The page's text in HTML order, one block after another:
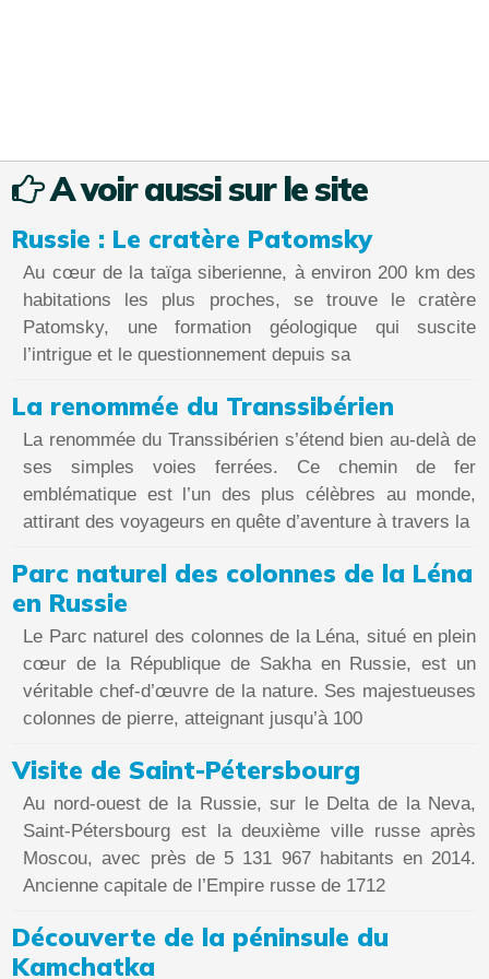
A voir aussi sur le site
Russie : Le cratère Patomsky
Au cœur de la taïga siberienne, à environ 200 km des
habitations les plus proches, se trouve le cratère
Patomsky, une formation géologique qui suscite
l’intrigue et le questionnement depuis sa
La renommée du Transsibérien
La renommée du Transsibérien s’étend bien au-delà de
ses simples voies ferrées. Ce chemin de fer
emblématique est l’un des plus célèbres au monde,
attirant des voyageurs en quête d’aventure à travers la
Parc naturel des colonnes de la Léna
en Russie
Le Parc naturel des colonnes de la Léna, situé en plein
cœur de la République de Sakha en Russie, est un
véritable chef-d’œuvre de la nature. Ses majestueuses
colonnes de pierre, atteignant jusqu’à 100
Visite de Saint-Pétersbourg
Au nord-ouest de la Russie, sur le Delta de la Neva,
Saint-Pétersbourg est la deuxième ville russe après
Moscou, avec près de 5 131 967 habitants en 2014.
Ancienne capitale de l’Empire russe de 1712
Découverte de la péninsule du
Kamchatka